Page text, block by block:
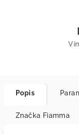
Popis
Značka Fiamma